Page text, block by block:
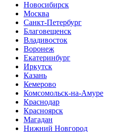
Новосибирск
Москва
Санкт-Петербург
Благовещенск
Владивосток
Воронеж
Екатеринбург
Иркутск
Казань
Кемерово
Комсомольск-на-Амуре
Краснодар
Красноярск
Магадан
Нижний Новгород